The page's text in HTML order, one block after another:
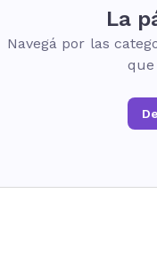
La
Navegá por las
que